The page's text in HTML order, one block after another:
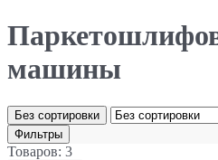
машины
Без сортировки
Фильтры
Товаров: 3